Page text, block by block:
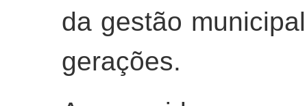
da gestão
gerações.